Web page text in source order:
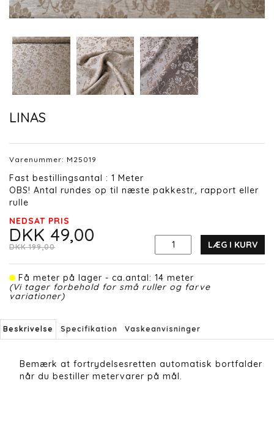
LINAS
Varenummer: M25019
Fast bestillingsantal : 1 Meter
OBS! Antal rundes op til næste pakkestr., rapport eller
rulle
NEDSAT PRIS
DKK 49,00
DKK 199,00 LÆG I KURV
Få meter på lager - ca.antal: 14 meter
(Vi tager forbehold for små ruller og farve
variationer)
Beskrivelse Specifikation Vaskeanvisninger
Bemærk at fortrydelsesretten automatisk bortfalder
når du bestiller metervarer på mål.